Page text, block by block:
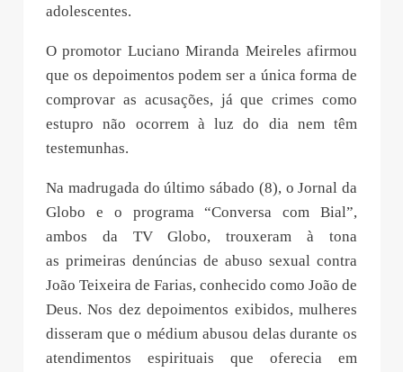
adolescentes.
O promotor Luciano Miranda Meireles afirmou
que os depoimentos podem ser a única forma de
comprovar as acusações, já que crimes como
estupro não ocorrem à luz do dia nem têm
testemunhas.
Na madrugada do último sábado (8), o Jornal da
Globo e o programa “Conversa com Bial”,
ambos da TV Globo, trouxeram à tona
as primeiras denúncias de abuso sexual contra
João Teixeira de Farias, conhecido como João de
Deus. Nos dez depoimentos exibidos, mulheres
disseram que o médium abusou delas durante os
atendimentos espirituais que oferecia em